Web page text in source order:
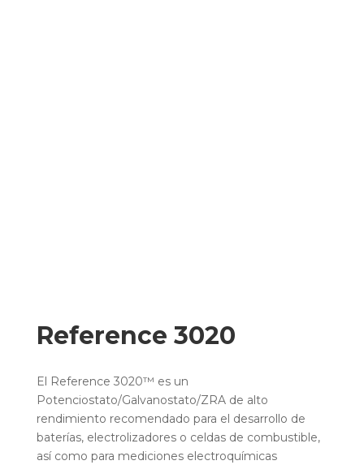
Reference 3020
El Reference 3020™ es un
Potenciostato/Galvanostato/ZRA de alto
rendimiento recomendado para el desarrollo de
baterías, electrolizadores o celdas de combustible,
así como para mediciones electroquímicas